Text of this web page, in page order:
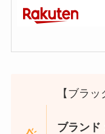
【ブラッ
ブランド